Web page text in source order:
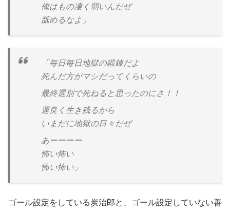
俺はもの凄く弱いんだぜ
舐めるなよ」
「毎日毎日地獄の鍛錬だよ
死んだ方がマシだってくらいの
最終選別で死ねると思ったのにさ！！
運良く生き残るから
いまだに地獄の日々だぜ
あーーーー
怖い怖い
怖い怖い」
ゴール設定をしている炭治郎と、ゴール設定していない善